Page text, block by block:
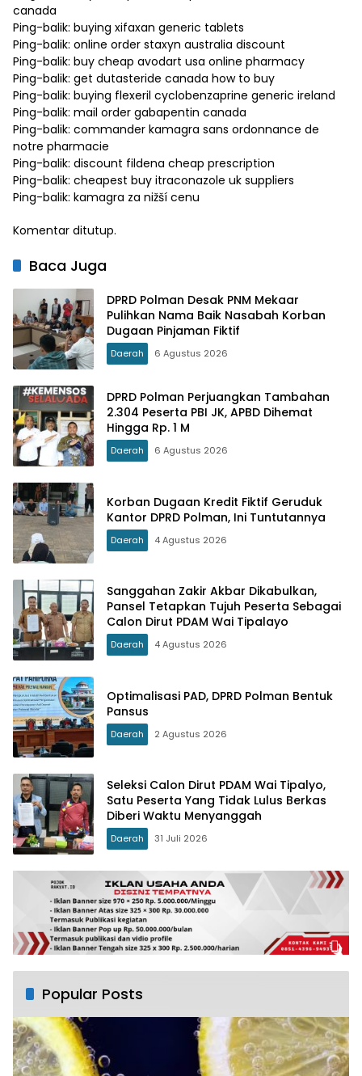
canada
Ping-balik: buying xifaxan generic tablets
Ping-balik: online order staxyn australia discount
Ping-balik: buy cheap avodart usa online pharmacy
Ping-balik: get dutasteride canada how to buy
Ping-balik: buying flexeril cyclobenzaprine generic ireland
Ping-balik: mail order gabapentin canada
Ping-balik: commander kamagra sans ordonnance de
notre pharmacie
Ping-balik: discount fildena cheap prescription
Ping-balik: cheapest buy itraconazole uk suppliers
Ping-balik: kamagra za nižší cenu
Komentar ditutup.
Baca Juga
DPRD Polman Desak PNM Mekaar
Pulihkan Nama Baik Nasabah Korban
Dugaan Pinjaman Fiktif
Daerah 6 Agustus 2026
DPRD Polman Perjuangkan Tambahan
2.304 Peserta PBI JK, APBD Dihemat
Hingga Rp. 1 M
Daerah 6 Agustus 2026
Korban Dugaan Kredit Fiktif Geruduk
Kantor DPRD Polman, Ini Tuntutannya
Daerah 4 Agustus 2026
Sanggahan Zakir Akbar Dikabulkan,
Pansel Tetapkan Tujuh Peserta Sebagai
Calon Dirut PDAM Wai Tipalayo
Daerah 4 Agustus 2026
Optimalisasi PAD, DPRD Polman Bentuk
Pansus
Daerah 2 Agustus 2026
Seleksi Calon Dirut PDAM Wai Tipalyo,
Satu Peserta Yang Tidak Lulus Berkas
Diberi Waktu Menyanggah
Daerah 31 Juli 2026
Popular Posts